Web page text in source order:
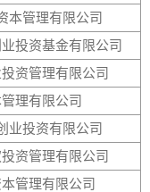
本管理有限公司
投资基金有限公司
资管理有限公司
理有限公司
业投资有限公司
资管理有限公司
管理有限公司